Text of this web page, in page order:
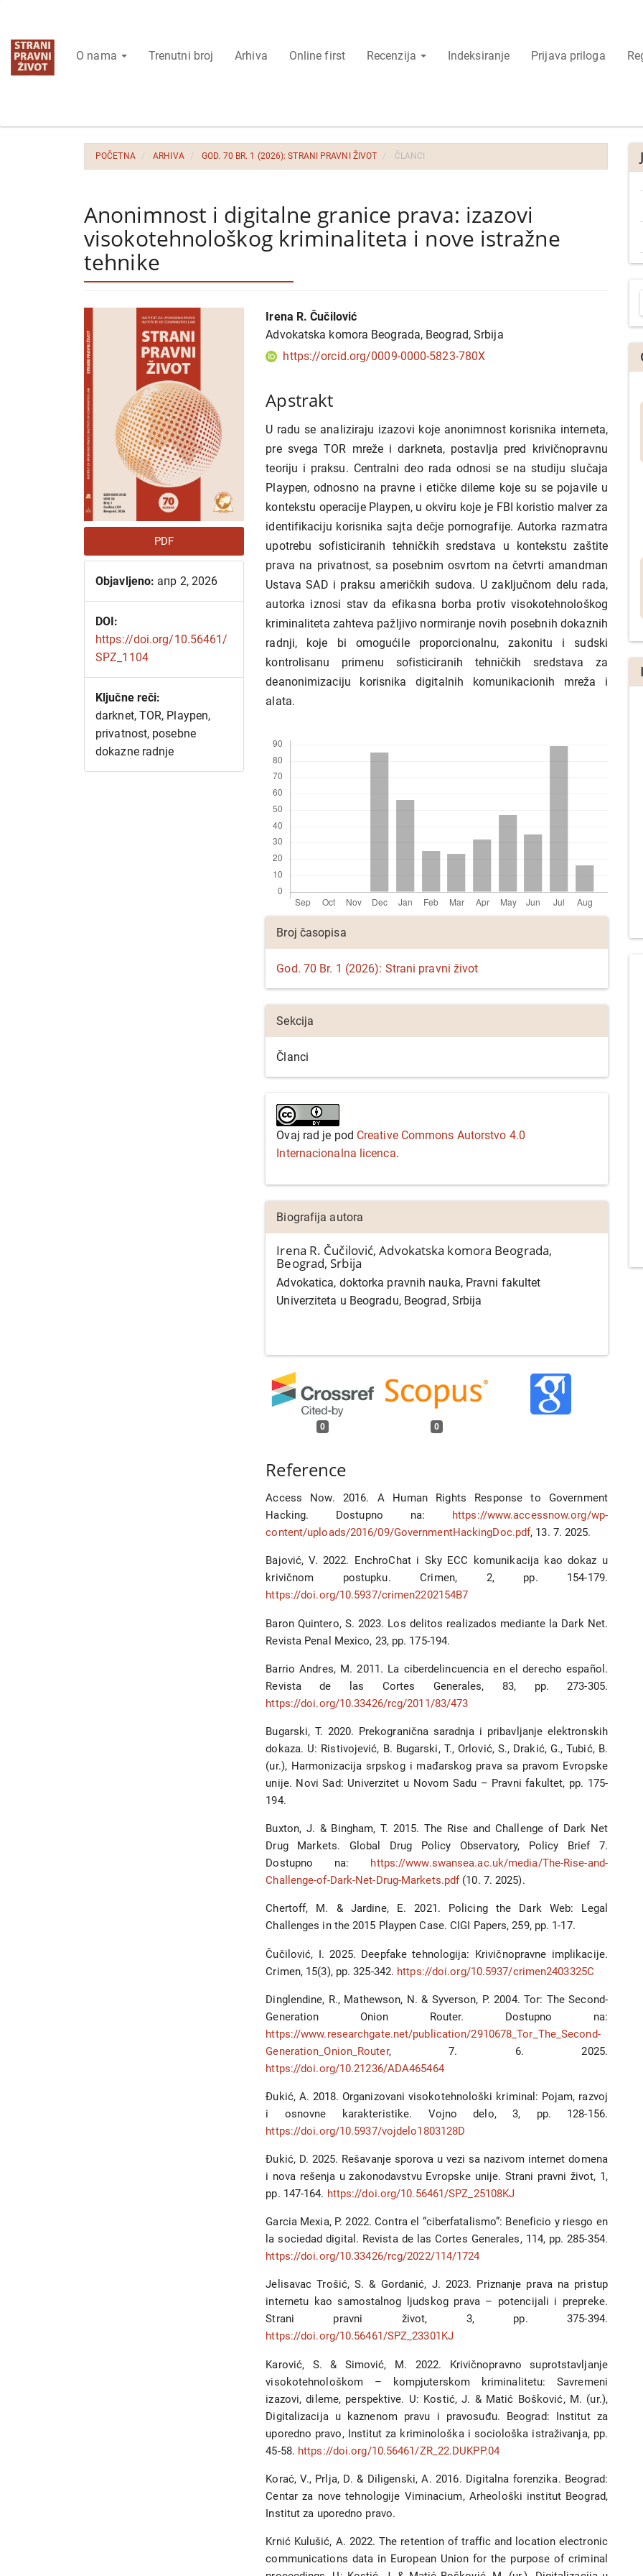
Glavni
sadržaj
Bočna
O nama Trenutni broj Arhiva Online first Recenzija Indeksiranje Prijava priloga
POČETNA ARHIVA GOD. 70 BR. 1 (2026): STRANI PRAVNI ŽIVOT ČLANCI
Anonimnost i digitalne granice prava: izazovi
visokotehnološkog kriminaliteta i nove istražne
tehnike
Bočna
strana
članka
PDF
Objavljeno: апр 2, 2026
DOI:
https://doi.org/10.56461/
SPZ_1104
Ključne reči:
darknet, TOR, Playpen,
privatnost, posebne
dokazne radnje
Glavni
sadržaj
članka
Irena R. Čučilović
Advokatska komora Beograda, Beograd, Srbija
https://orcid.org/0009-0000-5823-780X
Apstrakt
U radu se analiziraju izazovi koje anonimnost korisnika interneta,
pre svega TOR mreže i darkneta, postavlja pred krivičnopravnu
teoriju i praksu. Centralni deo rada odnosi se na studiju slučaja
Playpen, odnosno na pravne i etičke dileme koje su se pojavile u
kontekstu operacije Playpen, u okviru koje je FBI koristio malver za
identifikaciju korisnika sajta dečje pornografije. Autorka razmatra
upotrebu sofisticiranih tehničkih sredstava u kontekstu zaštite
prava na privatnost, sa posebnim osvrtom na četvrti amandman
Ustava SAD i praksu američkih sudova. U zaključnom delu rada,
autorka iznosi stav da efikasna borba protiv visokotehnološkog
kriminaliteta zahteva pažljivo normiranje novih posebnih dokaznih
radnji, koje bi omogućile proporcionalnu, zakonitu i sudski
kontrolisanu primenu sofisticiranih tehničkih sredstava za
deanonimizaciju korisnika digitalnih komunikacionih mreža i
alata.
Detalji
članka
Broj časopisa
God. 70 Br. 1 (2026): Strani pravni život
Sekcija
Članci
Ovaj rad je pod Creative Commons Autorstvo 4.0
Internacionalna licenca.
Biografija autora
Irena R. Čučilović,Advokatska komora Beograda,
Beograd, Srbija
Advokatica, doktorka pravnih nauka, Pravni fakultet
Univerziteta u Beogradu, Beograd, Srbija
0 0
Reference
Access Now. 2016. A Human Rights Response to Government
Hacking. Dostupno na: https://www.accessnow.org/wp-
content/uploads/2016/09/GovernmentHackingDoc.pdf, 13. 7. 2025.
Bajović, V. 2022. EnchroChat i Sky ECC komunikacija kao dokaz u
krivičnom postupku. Crimen, 2, pp. 154-179.
https://doi.org/10.5937/crimen2202154B7
Baron Quintero, S. 2023. Los delitos realizados mediante la Dark Net.
Revista Penal Mexico, 23, pp. 175-194.
Barrio Andres, M. 2011. La ciberdelincuencia en el derecho español.
Revista de las Cortes Generales, 83, pp. 273-305.
https://doi.org/10.33426/rcg/2011/83/473
Bugarski, T. 2020. Prekogranična saradnja i pribavljanje elektronskih
dokaza. U: Ristivojević, B. Bugarski, T., Orlović, S., Drakić, G., Tubić, B.
(ur.), Harmonizacija srpskog i mađarskog prava sa pravom Evropske
unije. Novi Sad: Univerzitet u Novom Sadu – Pravni fakultet, pp. 175-
194.
Buxton, J. & Bingham, T. 2015. The Rise and Challenge of Dark Net
Drug Markets. Global Drug Policy Observatory, Policy Brief 7.
Dostupno na: https://www.swansea.ac.uk/media/The-Rise-and-
Challenge-of-Dark-Net-Drug-Markets.pdf(10. 7. 2025).
Chertoff, M. & Jardine, E. 2021. Policing the Dark Web: Legal
Challenges in the 2015 Playpen Case. CIGI Papers, 259, pp. 1-17.
Čučilović, I. 2025. Deepfake tehnologija: Krivičnopravne implikacije.
Crimen, 15(3), pp. 325-342. https://doi.org/10.5937/crimen2403325C
Dinglendine, R., Mathewson, N. & Syverson, P. 2004. Tor: The Second-
Generation Onion Router. Dostupno na:
https://www.researchgate.net/publication/2910678_Tor_The_Second-
Generation_Onion_Router, 7. 6. 2025.
https://doi.org/10.21236/ADA465464
Đukić, A. 2018. Organizovani visokotehnološki kriminal: Pojam, razvoj
i osnovne karakteristike. Vojno delo, 3, pp. 128-156.
https://doi.org/10.5937/vojdelo1803128D
Đukić, D. 2025. Rešavanje sporova u vezi sa nazivom internet domena
i nova rešenja u zakonodavstvu Evropske unije. Strani pravni život, 1,
pp. 147-164. https://doi.org/10.56461/SPZ_25108KJ
Garcia Mexia, P. 2022. Contra el “ciberfatalismo”: Beneficio y riesgo en
la sociedad digital. Revista de las Cortes Generales, 114, pp. 285-354.
https://doi.org/10.33426/rcg/2022/114/1724
Jelisavac Trošić, S. & Gordanić, J. 2023. Priznanje prava na pristup
internetu kao samostalnog ljudskog prava – potencijali i prepreke.
Strani pravni život, 3, pp. 375-394.
https://doi.org/10.56461/SPZ_23301KJ
Karović, S. & Simović, M. 2022. Krivičnopravno suprotstavljanje
visokotehnološkom – kompjuterskom kriminalitetu: Savremeni
izazovi, dileme, perspektive. U: Kostić, J. & Matić Bošković, M. (ur.),
Digitalizacija u kaznenom pravu i pravosuđu. Beograd: Institut za
uporedno pravo, Institut za kriminološka i sociološka istraživanja, pp.
45-58. https://doi.org/10.56461/ZR_22.DUKPP.04
Korać, V., Prlja, D. & Diligenski, A. 2016. Digitalna forenzika. Beograd:
Centar za nove tehnologije Viminacium, Arheološki institut Beograd,
Institut za uporedno pravo.
Krnić Kulušić, A. 2022. The retention of traffic and location electronic
communications data in European Union for the purpose of criminal